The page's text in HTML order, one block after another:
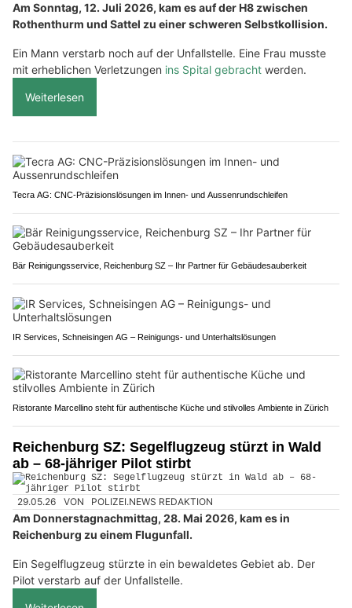
Am Sonntag, 12. Juli 2026, kam es auf der H8 zwischen
Rothenthurm und Sattel zu einer schweren Selbstkollision.
Ein Mann verstarb noch auf der Unfallstelle. Eine Frau musste
mit erheblichen Verletzungen ins Spital gebracht werden.
Weiterlesen
Tecra AG: CNC-Präzisionslösungen im Innen- und Aussenrundschleifen
Bär Reinigungsservice, Reichenburg SZ – Ihr Partner für Gebäudesauberkeit
IR Services, Schneisingen AG – Reinigungs- und Unterhaltslösungen
Ristorante Marcellino steht für authentische Küche und stilvolles Ambiente in Zürich
Reichenburg SZ: Segelflugzeug stürzt in Wald
ab – 68-jähriger Pilot stirbt
29.05.26 VON POLIZEI.NEWS REDAKTION
Am Donnerstagnachmittag, 28. Mai 2026, kam es in
Reichenburg zu einem Flugunfall.
Ein Segelflugzeug stürzte in ein bewaldetes Gebiet ab. Der
Pilot verstarb auf der Unfallstelle.